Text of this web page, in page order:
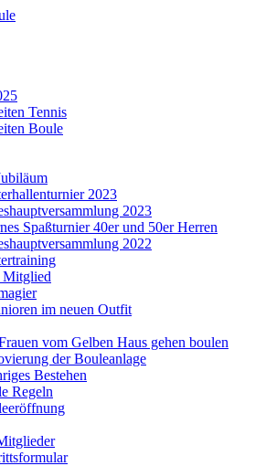
Tennis
Boule
2023
2023
Spaßturnier 40er und 50er Herren
2022
Mitglied
im neuen Outfit
vom Gelben Haus gehen boulen
der Bouleanlage
Bestehen
Regeln